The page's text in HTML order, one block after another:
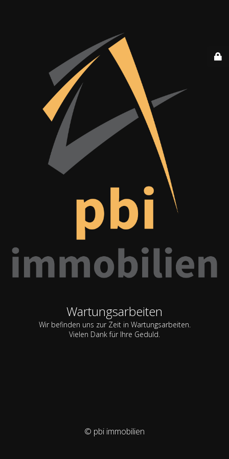
Wartungsarbeiten
Wir befinden uns zur Zeit in Wartungsarbeiten.
Vielen Dank für Ihre Geduld.
© pbi immobilien